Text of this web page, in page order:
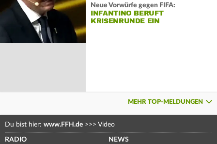
Neue Vorwürfe gegen FIFA:
INFANTINO BERUFT
KRISENRUNDE EIN
MEHR TOP-MELDUNGEN
Du bist hier: www.FFH.de >>> Video
RADIO NEWS